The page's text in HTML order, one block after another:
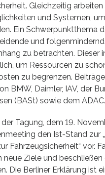
Gleichzeitig
und Systemen,
Ein Schwerpunktthema
und
zu betrachten. Dieser
um Ressourcen zu
zu begrenzen.
BMW, Daimler, IAV, der
(BASt) sowie dem ADAC.
Tagung, dem 19.
den Ist-Stand zur
Fahrzeugsicherheit“ vor.
neue Ziele und beschließen
Die Berliner Erklärung ist